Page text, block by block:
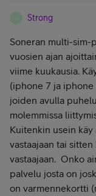
Strong
Soneran multi-sim-
vuosien ajan
viime kuukausia.
(iphone 7 ja
joiden avulla
molemmissa
Kuitenkin usein
vastaajaan tai
vastaajaan. Onko
palvelu josta on
on varmennekortti